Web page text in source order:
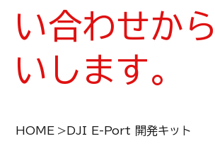
い合わせか
いします。
HOME > DJI E-Port 開発キット